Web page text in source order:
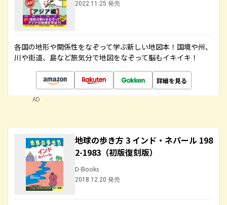
2022.11.25 発売
各国の地形や関係性をなぞって学ぶ新しい地図本！国境や州、
川や街道、島など旅気分で地図をなぞって脳もイキイキ！
詳細を見る
AD
地球の歩き方 3 インド・ネパール 198
2-1983（初版復刻版）
D-Books
2018.12.20 発売